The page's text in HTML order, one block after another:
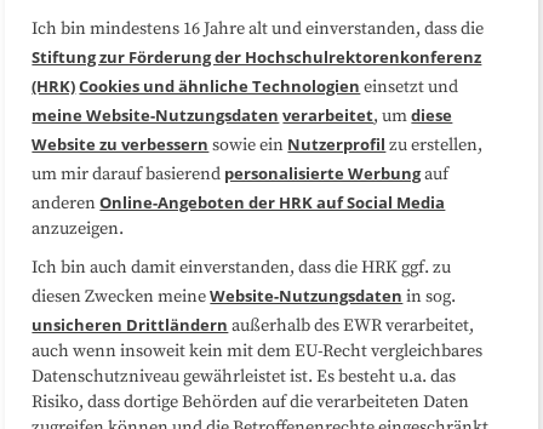
Über uns FAQ
Medienarbeit Kooperationen
Datenschutzerklärung Impressum
Sitemap
Folgen Sie uns
Ich bin mindestens 16 Jahre alt und einverstanden, dass die
Stiftung zur Förderung der Hochschulrektorenkonferenz
(HRK)Cookies und ähnliche Technologien einsetzt und
meine Website-Nutzungsdaten verarbeitet, umdiese
Website zu verbessern sowie ein Nutzerprofil zu erstellen,
um mir darauf basierend personalisierte Werbungauf
anderenOnline-Angeboten der HRK auf Social Media
anzuzeigen.
Ich bin auch damit einverstanden, dass die HRK ggf. zu
diesen Zwecken meineWebsite-Nutzungsdaten in sog.
unsicheren Drittländern außerhalb des EWR verarbeitet,
auch wenn insoweit kein mit dem EU-Recht vergleichbares
Datenschutzniveau gewährleistet ist. Es besteht u.a. das
Risiko, dass dortige Behörden auf die verarbeiteten Daten